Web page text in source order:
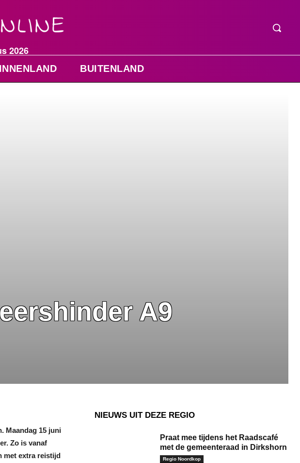
2026
BUITENLAND
A9
Maandag 15 juni
Zo is vanaf
met extra reistijd
NIEUWS UIT DEZE REGIO
Praat mee tijdens het Raadscafé
met de gemeenteraad in Dirkshorn
Regio Noordkop